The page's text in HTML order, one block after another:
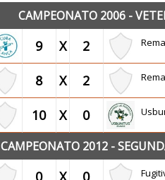
CAMPEONATO 2006 -
9 X 2
8 X 2
10 X 0
CAMPEONATO 2012 -
0 X 0